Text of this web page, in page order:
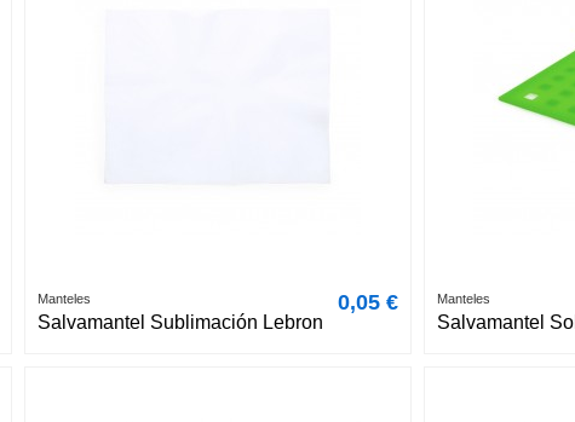
Manteles
Salvamantel Sublimación Lebron
0,05 € Manteles
Salvamantel